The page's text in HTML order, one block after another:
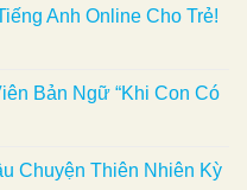
Anh Online Cho Trẻ!
Bản Ngữ “Khi Con Có
Chuyện Thiên Nhiên Kỳ